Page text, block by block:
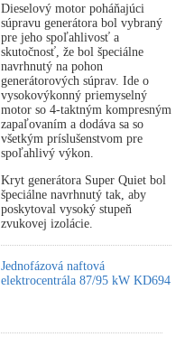
Dieselový motor poháňajúci
súpravu generátora bol vybraný
pre jeho spoľahlivosť a
skutočnosť, že bol špeciálne
navrhnutý na pohon
generátorových súprav. Ide o
vysokovýkonný priemyselný
motor so 4-taktným kompresným
zapaľovaním a dodáva sa so
všetkým príslušenstvom pre
spoľahlivý výkon.
Kryt generátora Super Quiet bol
špeciálne navrhnutý tak, aby
poskytoval vysoký stupeň
zvukovej izolácie.
Jednofázová naftová
elektrocentrála 87/95 kW KD694